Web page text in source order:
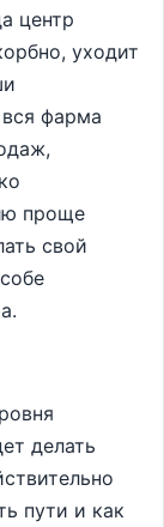
центр
уходит
фарма
проще
свой
делать
пути и как